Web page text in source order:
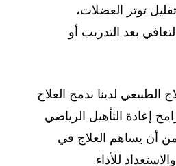
توتر العضلات،
بعد التدريب أو
الطبيعي لدينا بدمج العلاج
إعادة التأهيل الرياضي
أن يساهم العلاج في
للأداء.